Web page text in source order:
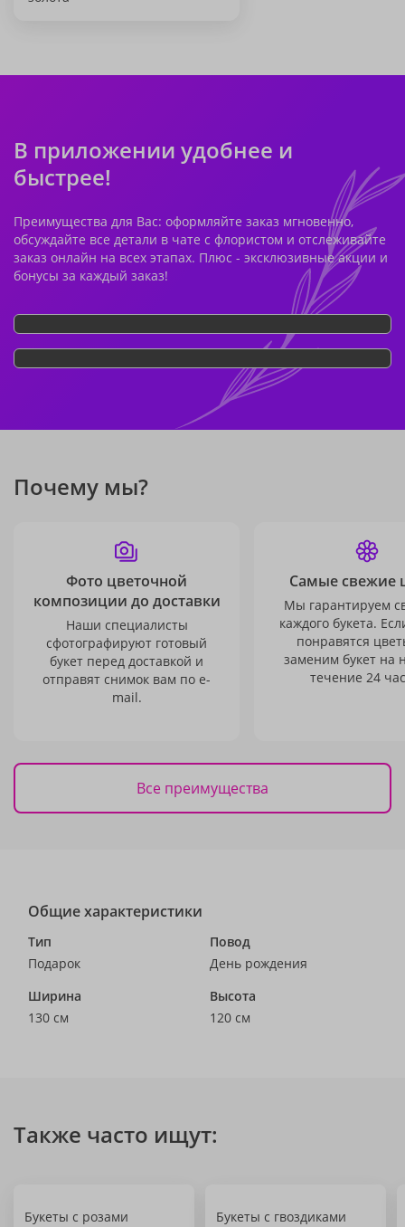
В приложении удобнее и
быстрее!
Преимущества для Вас: оформляйте заказ мгновенно,
обсуждайте все детали в чате с флористом и отслеживайте
заказ онлайн на всех этапах. Плюс - эксклюзивные акции и
бонусы за каждый заказ!
Почему мы?
Фото цветочной
композиции до доставки
Наши специалисты
сфотографируют готовый
букет перед доставкой и
отправят снимок вам по e-
mail.
Самые свежие
Мы гарантируем
каждого букета.
понравятся
заменим букет на
течение 24
Все преимущества
Общие характеристики
Тип
Подарок
Повод
День рождения
Ширина
130 см
Высота
120 см
Также часто ищут:
Букеты с розами Букеты с гвоздиками